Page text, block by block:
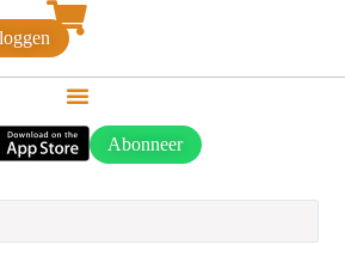
Abonneer